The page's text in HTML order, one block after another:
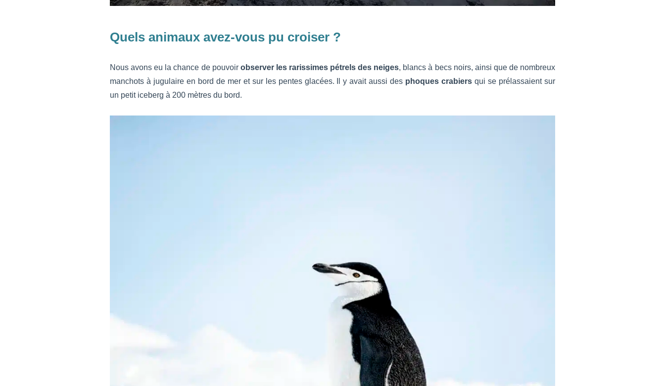
Quels animaux avez-vous pu croiser ?
Nous avons eu la chance de pouvoirobserver les rarissimes pétrels des neiges, blancs à becs noirs, ainsi que de nombreux
manchots à jugulaire en bord de mer et sur les pentes glacées. Il y avait aussi des phoques crabiers qui se prélassaient sur
un petit iceberg à 200 mètres du bord.